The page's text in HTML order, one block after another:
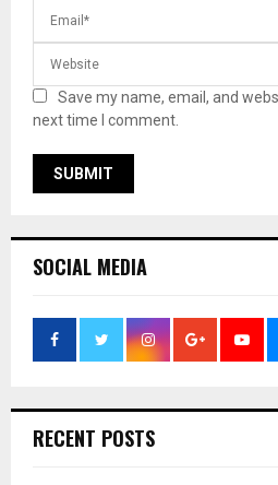
Save my name, email, and
next time I comment.
SOCIAL MEDIA
RECENT POSTS